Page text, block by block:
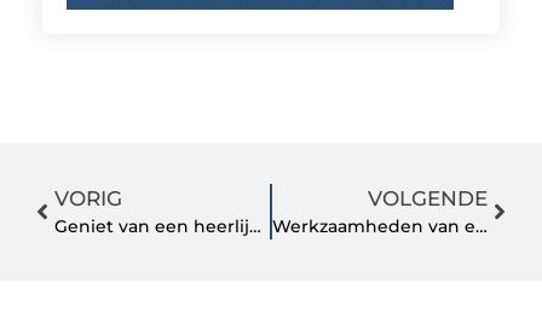
VORIG
Geniet van een heerlijk houtvuur dankzij een pelletkachel in Hengelo
VOLGENDE
Werkzaamheden van een ingenieursbureau